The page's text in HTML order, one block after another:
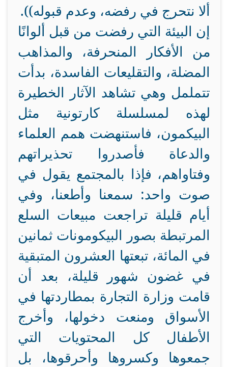
ألا نتحرج في رفضه، وعدم قبوله)).
إن البيئة التي رفضت من قبل ألوانًا
من الأفكار المنحرفة، والمذاهب
المضلة، والتقليعات الفاسدة، بدأت
تتململ وهي تشاهد الآثار الخطيرة
لهذه لمسلسلة كارتونية مثل
البيكمون، فاستنهضت همم العلماء
والدعاة فأصدروا تحذيراتهم
وفتاواهم، فإذا بالمجتمع يقول في
صوت واحد: سمعنا وأطعنا، وفي
أيام قليلة تراجعت مبيعات السلع
المرتبطة بصور البيكومونات ثمانين
في المائة، تبعتها العشرون المتبقية
في غضون شهور قليلة، بعد أن
قامت وزارة التجارة بمطاردتها في
الأسواق ومنعت دخولها، وأخرج
الأطفال كل المحتويات التي
جمعوها وكسروها وأحرقوها، بل